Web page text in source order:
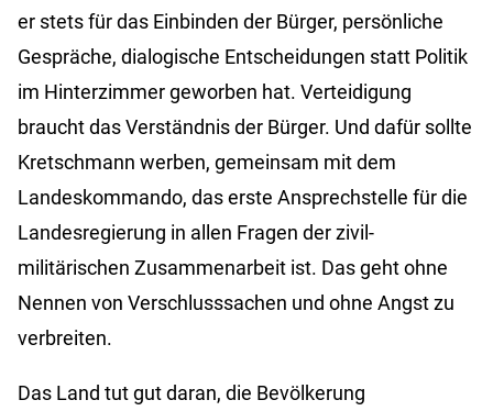
er stets für das Einbinden der Bürger, persönliche
Gespräche, dialogische Entscheidungen statt Politik
im Hinterzimmer geworben hat. Verteidigung
braucht das Verständnis der Bürger. Und dafür sollte
Kretschmann werben, gemeinsam mit dem
Landeskommando, das erste Ansprechstelle für die
Landesregierung in allen Fragen der zivil-
militärischen Zusammenarbeit ist. Das geht ohne
Nennen von Verschlusssachen und ohne Angst zu
verbreiten.
Das Land tut gut daran, die Bevölkerung